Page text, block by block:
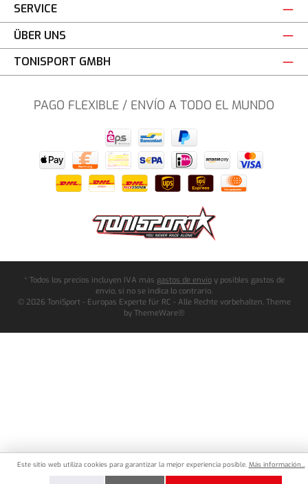
SERVICE
ÜBER UNS
TONISPORT GMBH
PAGO FLEXIBLE / ENVÍO A TODO EL MUNDO
* Todos los precios incluyen IVA más gastos de envíoy posibles gastos de
envío, si no se indica lo contrario.
© 2026 ToniSport - Europas Experte für RC - Alle Rechte vorbehalten. Theme
by ThemeWare®
Este sitio web utiliza cookies para garantizar la mejor experiencia posible. Más información...